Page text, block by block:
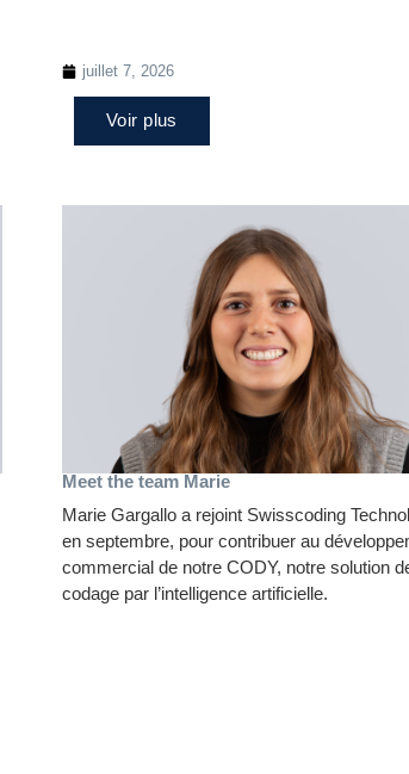
juillet 7, 2026
Voir plus
Meet the team Marie
Marie Gargallo a rejoint Swisscoding
en septembre, pour contribuer au
commercial de notre CODY, notre solution
codage par l’intelligence artificielle.